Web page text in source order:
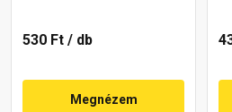
530 Ft / db
Megnézem